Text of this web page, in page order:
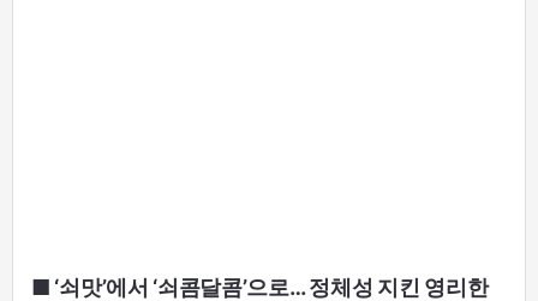
■ ‘쇠맛’에서 ‘쇠콤달콤’으로… 정체성 지킨 영리한